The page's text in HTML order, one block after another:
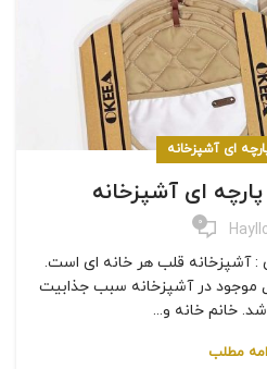
ای آشپزخانه
ای آشپزخانه
0
آشپزخانه قلب هر خانه ای است.
موجود در آشپزخانه سبب جذابیت
خانم خانه و...
مطلب